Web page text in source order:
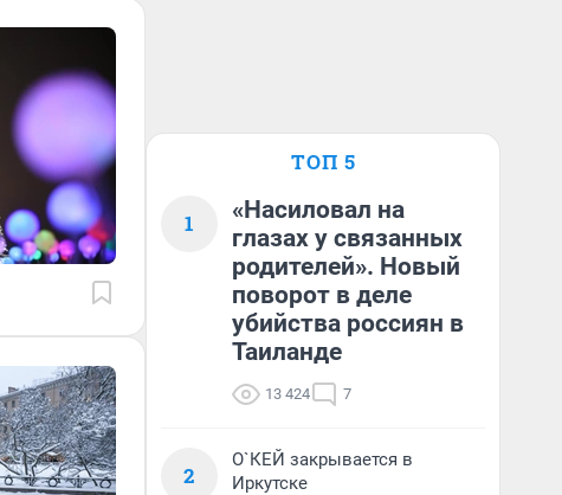
ТОП 5
1
«Насиловал на
глазах у связанных
родителей». Новый
поворот в деле
убийства россиян в
Таиланде
13 424 7
2
О`КЕЙ закрывается в
Иркутске